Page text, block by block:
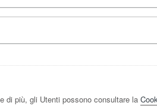
di più, gli Utenti possono consultare la